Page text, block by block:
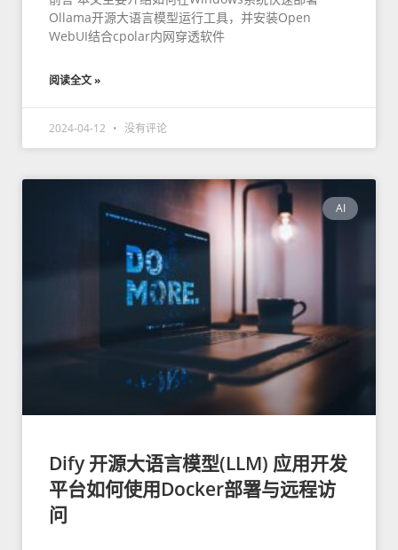
Ollama开源大语言模型运行工具，并安装Open
WebUI结合cpolar内网穿透软件
阅读全文 »
2024-04-12 没有评论
AI
Dify 开源大语言模型(LLM) 应用开发
平台如何使用Docker部署与远程访
问